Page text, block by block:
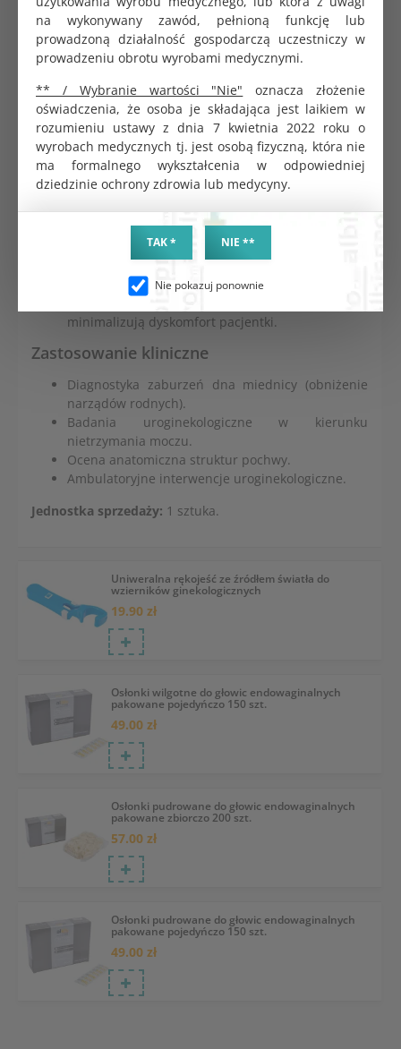
na wykonywany zawód, pełnioną funkcję lub
prowadzoną działalność gospodarczą uczestniczy w
prowadzeniu obrotu wyrobami medycznymi.
** / Wybranie wartości "Nie" oznacza złożenie
oświadczenia, że osoba je składająca jest laikiem w
rozumieniu ustawy z dnia 7 kwietnia 2022 roku o
wyrobach medycznych tj. jest osobą fizyczną, która nie
ma formalnego wykształcenia w odpowiedniej
dziedzinie ochrony zdrowia lub medycyny.
TAK * NIE **
Nie pokazuj ponownie
Uniweralna rękojeść ze źródłem światła do
wzierników ginekologicznych
19.90 zł
Osłonki wilgotne do głowic endowaginalnych
pakowane pojedyńczo 150 szt.
49.00 zł
Osłonki pudrowane do głowic endowaginalnych
pakowane zbiorczo 200 szt.
57.00 zł
Osłonki pudrowane do głowic endowaginalnych
pakowane pojedyńczo 150 szt.
49.00 zł
i zaburzeń statyki narządów rodnych.
Specyfikacja techniczna i bezpieczeństwo
(długość: 132 mm) o różnych szerokościach.
Umożliwiają 4 kombinacje założeń dla
maksymalnej elastyczności.
Widoczność:mleczny plastik medyczny całkowicie
redukuje refleksy świetlne.
Sterylność:wyrób sterylizowany tlenkiem etylenu
(EO), pakowany indywidualnie (folia-papier). 100%
ochrony przed zakażeniami krzyżowymi.
Hipoalergiczność: produkt wolny od lateksu i
ftalanów. Zgodny z normami medycznymi UE
(certyfikat CE).
minimalizują dyskomfort pacjentki.
Zastosowanie kliniczne
Diagnostyka zaburzeń dna miednicy (obniżenie
narządów rodnych).
Badania uroginekologiczne w kierunku
nietrzymania moczu.
Ocena anatomiczna struktur pochwy.
Ambulatoryjne interwencje uroginekologiczne.
Jednostka sprzedaży: 1 sztuka.